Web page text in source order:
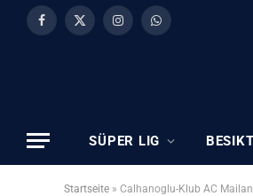
Facebook
X
InstagramWhatsApp
SÜPER LIG
Startseite » Calhanoglu-Klub AC